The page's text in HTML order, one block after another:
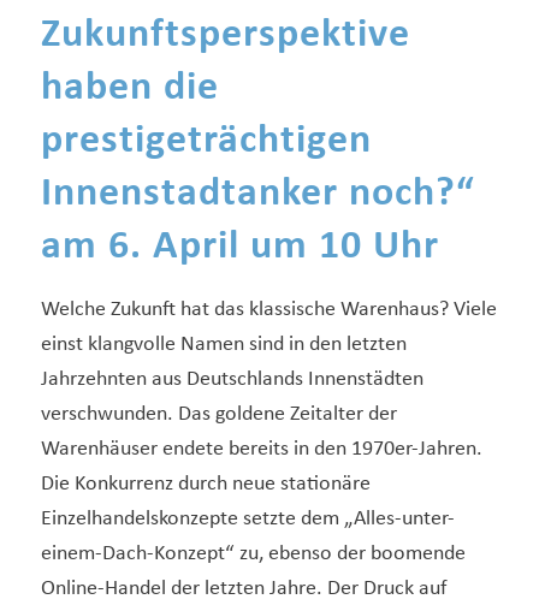
Zukunftsperspektive
haben die
prestigeträchtigen
Innenstadtanker noch?“
am 6. April um 10 Uhr
Welche Zukunft hat das klassische Warenhaus? Viele
einst klangvolle Namen sind in den letzten
Jahrzehnten aus Deutschlands Innenstädten
verschwunden. Das goldene Zeitalter der
Warenhäuser endete bereits in den 1970er-Jahren.
Die Konkurrenz durch neue stationäre
Einzelhandelskonzepte setzte dem „Alles-unter-
einem-Dach-Konzept“ zu, ebenso der boomende
Online-Handel der letzten Jahre. Der Druck auf